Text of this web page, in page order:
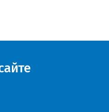
ПСС по
в ПСС.
Иремеле через